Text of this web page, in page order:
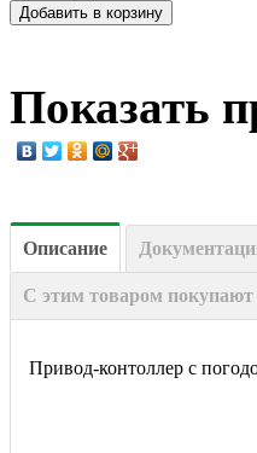
Показать
Описание
С этим товаром покупают
Привод-контоллер с